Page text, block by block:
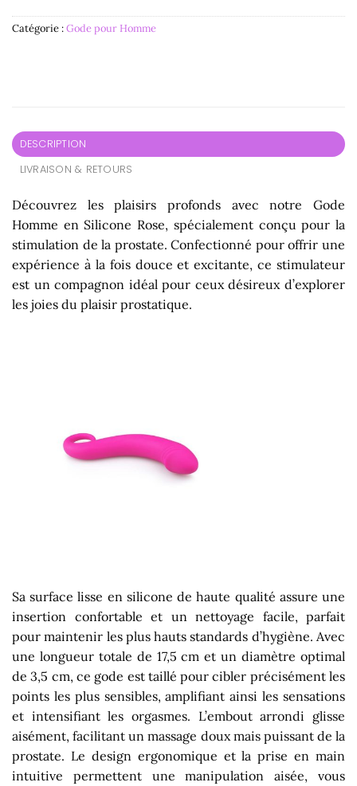
Catégorie :Gode pour Homme
DESCRIPTION
LIVRAISON & RETOURS
Découvrez les plaisirs profonds avec notre Gode
Homme en Silicone Rose, spécialement conçu pour la
stimulation de la prostate. Confectionné pour offrir une
expérience à la fois douce et excitante, ce stimulateur
est un compagnon idéal pour ceux désireux d’explorer
les joies du plaisir prostatique.
Sa surface lisse en silicone de haute qualité assure une
insertion confortable et un nettoyage facile, parfait
pour maintenir les plus hauts standards d’hygiène. Avec
une longueur totale de 17,5 cm et un diamètre optimal
de 3,5 cm, ce gode est taillé pour cibler précisément les
points les plus sensibles, amplifiant ainsi les sensations
et intensifiant les orgasmes. L’embout arrondi glisse
aisément, facilitant un massage doux mais puissant de la
prostate. Le design ergonomique et la prise en main
intuitive permettent une manipulation aisée, vous